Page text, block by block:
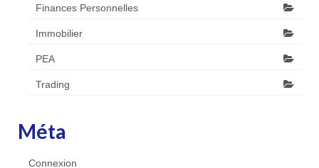
Finances Personnelles
Immobilier
PEA
Trading
Méta
Connexion